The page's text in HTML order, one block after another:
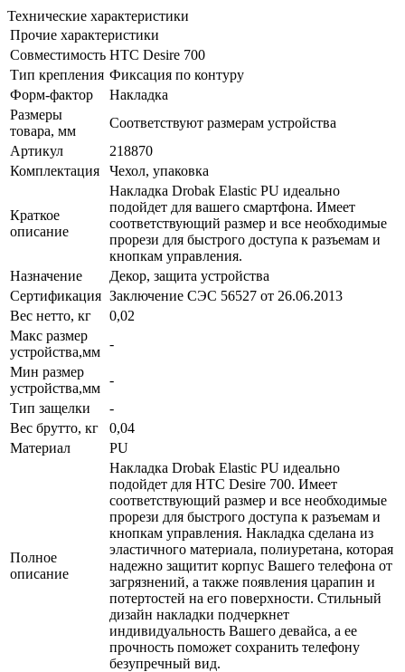
Технические характеристики
Прочие характеристики
Совместимость HTC Desire 700
Тип крепления Фиксация по контуру
Форм-фактор
Накладка
Размеры
товара, мм
Соответствуют размерам устройства
Артикул
218870
Комплектация
Чехол, упаковка
Краткое
описание
Накладка Drobak Elastic PU идеально
подойдет для вашего смартфона. Имеет
соответствующий размер и все необходимые
прорези для быстрого доступа к разъемам и
кнопкам управления.
Назначение
Декор, защита устройства
Сертификация Заключение СЭС 56527 от 26.06.2013
Вес нетто, кг
0,02
Макс размер
устройства,мм
-
Мин размер
устройства,мм
-
Тип защелки
-
Вес брутто, кг
0,04
Материал
PU
Полное
описание
Накладка Drobak Elastic PU идеально
подойдет для HTC Desire 700. Имеет
соответствующий размер и все необходимые
прорези для быстрого доступа к разъемам и
кнопкам управления. Накладка сделана из
эластичного материала, полиуретана, которая
надежно защитит корпус Вашего телефона от
загрязнений, а также появления царапин и
потертостей на его поверхности. Стильный
дизайн накладки подчеркнет
индивидуальность Вашего девайса, а ее
прочность поможет сохранить телефону
безупречный вид.